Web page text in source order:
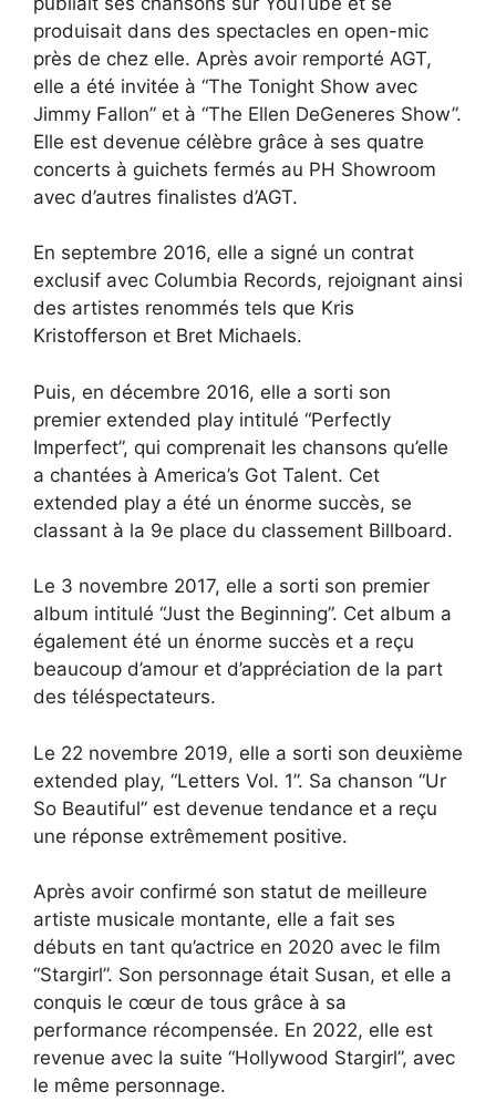
produisait dans des spectacles en open-mic
près de chez elle. Après avoir remporté AGT,
elle a été invitée à “The Tonight Show avec
Jimmy Fallon” et à “The Ellen DeGeneres Show”.
Elle est devenue célèbre grâce à ses quatre
concerts à guichets fermés au PH Showroom
avec d’autres finalistes d’AGT.
En septembre 2016, elle a signé un contrat
exclusif avec Columbia Records, rejoignant ainsi
des artistes renommés tels que Kris
Kristofferson et Bret Michaels.
Puis, en décembre 2016, elle a sorti son
premier extended play intitulé “Perfectly
Imperfect”, qui comprenait les chansons qu’elle
a chantées à America’s Got Talent. Cet
extended play a été un énorme succès, se
classant à la 9e place du classement Billboard.
Le 3 novembre 2017, elle a sorti son premier
album intitulé “Just the Beginning”. Cet album a
également été un énorme succès et a reçu
beaucoup d’amour et d’appréciation de la part
des téléspectateurs.
Le 22 novembre 2019, elle a sorti son deuxième
extended play, “Letters Vol. 1”. Sa chanson “Ur
So Beautiful” est devenue tendance et a reçu
une réponse extrêmement positive.
Après avoir confirmé son statut de meilleure
artiste musicale montante, elle a fait ses
débuts en tant qu’actrice en 2020 avec le film
“Stargirl”. Son personnage était Susan, et elle a
conquis le cœur de tous grâce à sa
performance récompensée. En 2022, elle est
revenue avec la suite “Hollywood Stargirl”, avec
le même personnage.